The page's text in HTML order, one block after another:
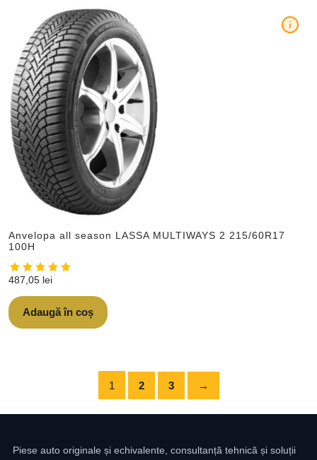
Anvelopa all season LASSA MULTIWAYS 2 215/60R17
100H
i
487,05 lei
Adaugă în coș
1 2 3 →
Piese auto originale și echivalente, consultanță tehnică și soluții